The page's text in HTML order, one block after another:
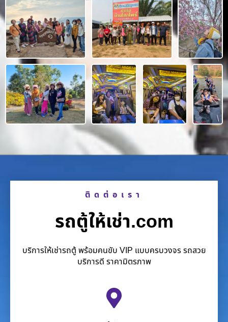
ติดต่อเรา
รถตู้ให้เช่า.com
บริการให้เช่ารถตู้ พร้อมคนขับ VIP แบบครบวงจร รถสวย
บริการดี ราคามิตรภาพ